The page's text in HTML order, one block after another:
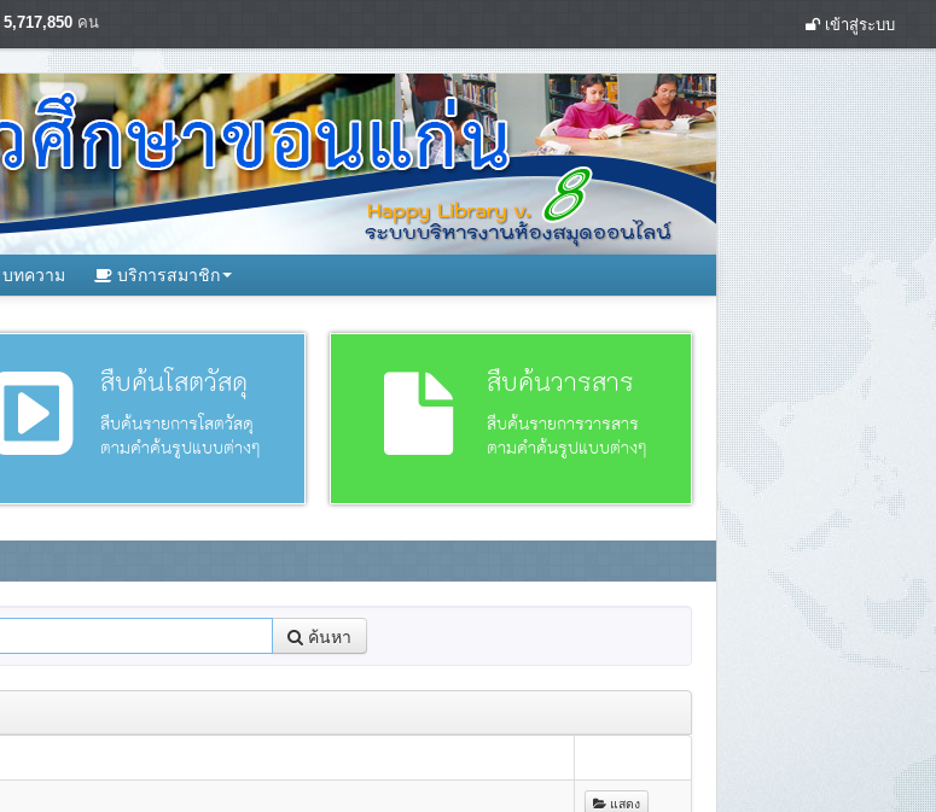
5,717,850 คน เข้าสู่ระบบ
บทความ บริการสมาชิก
สืบค้นโสตวัสดุ
สืบค้นรายการโสตวัสดุ
ตามคำค้นรูปแบบต่างๆ
สืบค้นวารสาร
สืบค้นรายการวารสาร
ตามคำค้นรูปแบบต่างๆ
ค้นหา
แสดง